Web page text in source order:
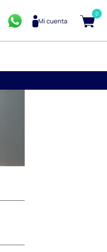
Mi cuenta
0